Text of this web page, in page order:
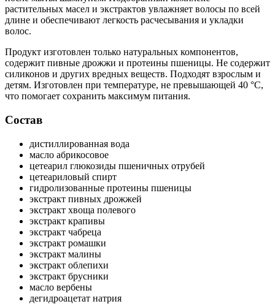
растительных масел и экстрактов увлажняет волосы по всей
длине и обеспечивают легкость расчесывания и укладки
волос.
Продукт изготовлен только натуральных компонентов,
содержит пивные дрожжи и протеины пшеницы. Не содержит
силиконов и других вредных веществ. Подходят взрослым и
детям. Изготовлен при температуре, не превышающей 40 °С,
что помогает сохранить максимум питания.
Состав
дистиллированная вода
масло абрикосовое
цетеарил глюкозиды пшеничных отрубей
цетеариловый спирт
гидролизованные протеины пшеницы
экстракт пивных дрожжей
экстракт хвоща полевого
экстракт крапивы
экстракт чабреца
экстракт ромашки
экстракт малины
экстракт облепихи
экстракт брусники
масло вербены
дегидроацетат натрия